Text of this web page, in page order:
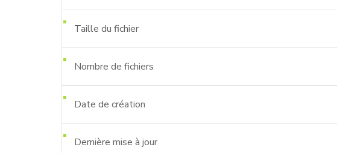
Taille du fichier
Nombre de fichiers
Date de création
Dernière mise à jour